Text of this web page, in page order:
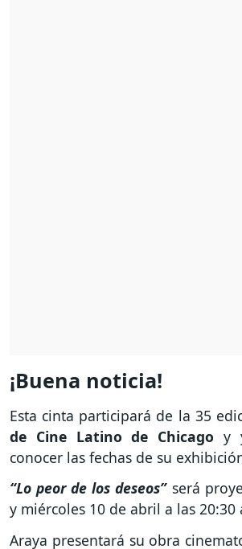
¡Buena noticia!
Esta cinta participará de la 35
de Cine Latino de Chicago y
conocer las fechas de su
“Lo peor de los deseos” será
y miércoles 10 de abril a las 20:30
Araya presentará su obra